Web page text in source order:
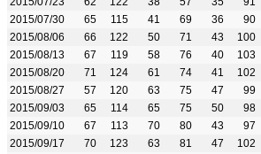
2015/07/30
65 115 41 69 36 90
2015/08/06
66 122 50 71 43 100
2015/08/13
67 119 58 76 40 103
2015/08/20
71 124 61 74 41 102
2015/08/27
57 120 63 75 47 99
2015/09/03
65 114 65 75 50 98
2015/09/10
67 113 70 80 43 97
2015/09/17
70 123 63 81 47 102